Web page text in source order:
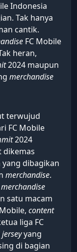
Indonesia
Tak hanya
cantik.
FC Mobile
heran,
2024 maupun
merchandise
terwujud
FC Mobile
2024
dikemas
dibagikan
merchandise.
merchandise
satu macam
content
liga FC
jerseyyang
di bagian